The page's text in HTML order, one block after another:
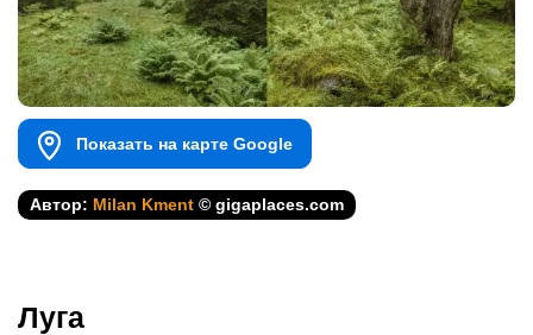
Показать на карте Google
Автор: Milan Kment © gigaplaces.com
Луга